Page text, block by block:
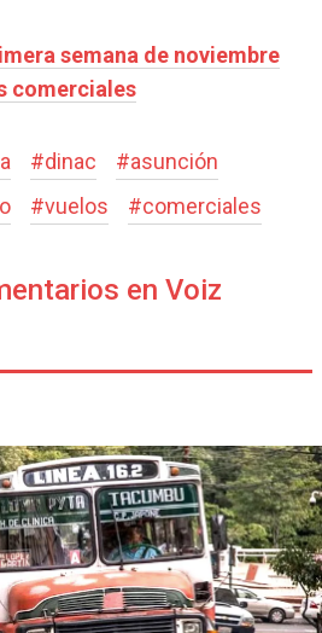
semana de noviembre
comerciales
#dinac #asunción
#vuelos #comerciales
en Voiz